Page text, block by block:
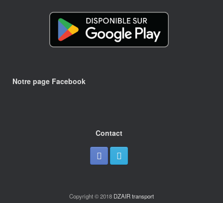
Notre page Facebook
Contact
Copyright © 2018 DZAIR transport